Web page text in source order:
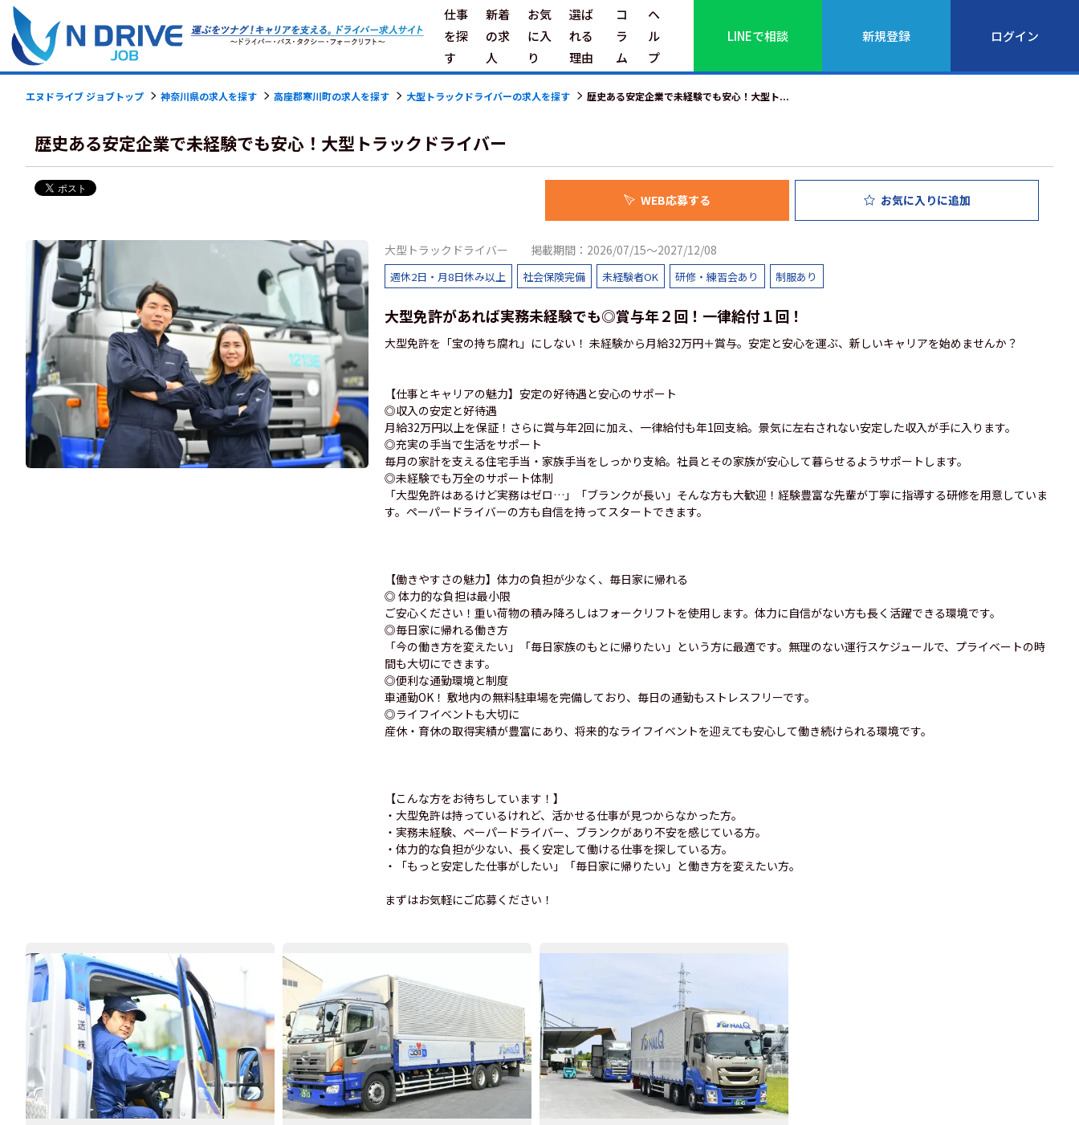
仕事
を探
す
新着
の求
人
お気
に入
り
選ば
れる
理由
コ
ラ
ム
ヘ
ル
プ
LINEで相談 新規登録 ログイン
エヌドライブ ジョブトップ 神奈川県の求人を探す 高座郡寒川町の求人を探す 大型トラックドライバーの求人を探す 歴史ある安定企業で未経験でも安心！大型ト...
歴史ある安定企業で未経験でも安心！大型トラックドライバー
WEB応募する お気に入りに追加
大型トラックドライバー 掲載期間：2026/07/15～2027/12/08
週休2日・月8日休み以上 社会保険完備 未経験者OK 研修・練習会あり 制服あり
大型免許があれば実務未経験でも◎賞与年２回！一律給付１回！
大型免許を「宝の持ち腐れ」にしない！ 未経験から月給32万円＋賞与。安定と安心を運ぶ、新しいキャリアを始めませんか？
【仕事とキャリアの魅力】安定の好待遇と安心のサポート
◎収入の安定と好待遇
月給32万円以上を保証！さらに賞与年2回に加え、一律給付も年1回支給。景気に左右されない安定した収入が手に入ります。
◎充実の手当で生活をサポート
毎月の家計を支える住宅手当・家族手当をしっかり支給。社員とその家族が安心して暮らせるようサポートします。
◎未経験でも万全のサポート体制
「大型免許はあるけど実務はゼロ…」「ブランクが長い」そんな方も大歓迎！経験豊富な先輩が丁寧に指導する研修を用意していま
す。ペーパードライバーの方も自信を持ってスタートできます。
【働きやすさの魅力】体力の負担が少なく、毎日家に帰れる
◎ 体力的な負担は最小限
ご安心ください！重い荷物の積み降ろしはフォークリフトを使用します。体力に自信がない方も長く活躍できる環境です。
◎毎日家に帰れる働き方
「今の働き方を変えたい」「毎日家族のもとに帰りたい」という方に最適です。無理のない運行スケジュールで、プライベートの時
間も大切にできます。
◎便利な通勤環境と制度
車通勤OK！ 敷地内の無料駐車場を完備しており、毎日の通勤もストレスフリーです。
◎ライフイベントも大切に
産休・育休の取得実績が豊富にあり、将来的なライフイベントを迎えても安心して働き続けられる環境です。
【こんな方をお待ちしています！】
・大型免許は持っているけれど、活かせる仕事が見つからなかった方。
・実務未経験、ペーパードライバー、ブランクがあり不安を感じている方。
・体力的な負担が少ない、長く安定して働ける仕事を探している方。
・「もっと安定した仕事がしたい」「毎日家に帰りたい」と働き方を変えたい方。
まずはお気軽にご応募ください！